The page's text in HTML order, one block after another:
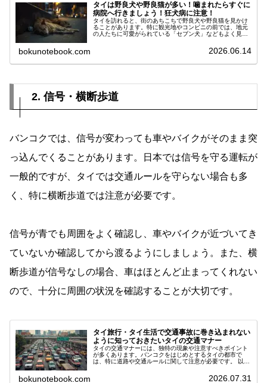
タイは野良犬や野良猫が多い！噛まれたらすぐに
病院へ行きましょう！狂犬病に注意！
タイを訪れると、街のあちこちで野良犬や野良猫を見かけ
ることがあります。特に観光地やコンビニの前では、地元
の人たちに可愛がられている「セブン犬」などもよく見ら
スクです。タイでは依然として狂犬病の症例が報告されて
処置を受ける必要があります。 楽しい旅を安全に過ごすた
bokunotebook.com 2026.06.14
2. 信号・横断歩道
バンコクでは、信号が変わっても車やバイクがそのまま突
っ込んでくることがあります。日本では信号を守る運転が
一般的ですが、タイでは交通ルールを守らない場合も多
く、特に横断歩道では注意が必要です。
信号が青でも周囲をよく確認し、車やバイクが近づいてき
ていないか確認してから渡るようにしましょう。また、横
断歩道が信号なしの場合、車はほとんど止まってくれない
ので、十分に周囲の状況を確認することが大切です。
タイ旅行・タイ生活で交通事故に巻き込まれない
ように知っておきたいタイの交通マナー
タイの交通マナーには、独特の現象や注意すべきポイント
が多くあります。バンコクをはじめとするタイの都市で
は、特に道路や交通ルールに関して注意が必要です。 以下
とにまとめてみたので是非チェックしてみて下さい。 タイ
bokunotebook.com 2026.07.31